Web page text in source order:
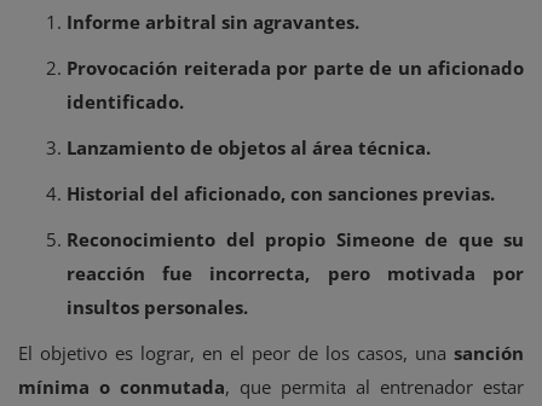
Informe arbitral sin agravantes.
Provocación reiterada por parte de un aficionado
identificado.
Lanzamiento de objetos al área técnica.
Historial del aficionado, con sanciones previas.
Reconocimiento del propio Simeone de que su
reacción fue incorrecta, pero motivada por
insultos personales.
El objetivo es lograr, en el peor de los casos, una sanción
mínima o conmutada, que permita al entrenador estar